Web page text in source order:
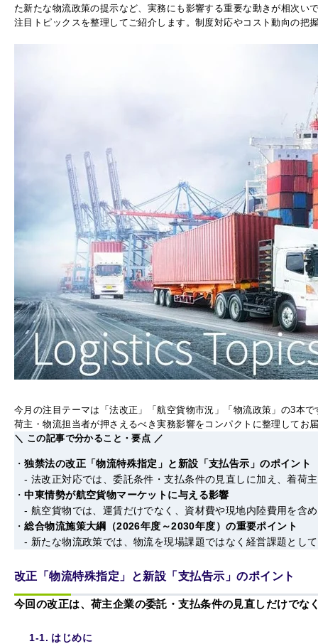
た新たな物流政策の提示など、実務にも影響する重要な動きが相次
注目トピックスを整理してご紹介します。制度対応やコスト動向の把
今月の注目テーマは「法改正」「航空貨物市況」「物流政策」の3本で
荷主・物流担当者が押さえるべき実務影響をコンパクトに整理してお
＼ この記事で分かること・要点 ／
独禁法の改正「物流特殊指定」と新設「支払告示」のポイント
- 法改正対応では、委託条件・支払条件の見直しに加え、着荷
中東情勢が航空貨物マーケットに与える影響
- 航空貨物では、運賃だけでなく、資材費や現地内陸費用を含
総合物流施策大綱（2026年度～2030年度）の重要ポイント
- 新たな物流政策では、物流を現場課題ではなく経営課題とし
改正「物流特殊指定」と新設「支払告示」のポイント
今回の改正は、荷主企業の委託・支払条件の見直しだけで
1-1. はじめに